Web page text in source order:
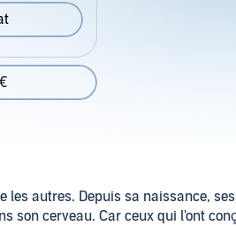
autres. Depuis sa naissance,
son cerveau. Car ceux qui l'ont